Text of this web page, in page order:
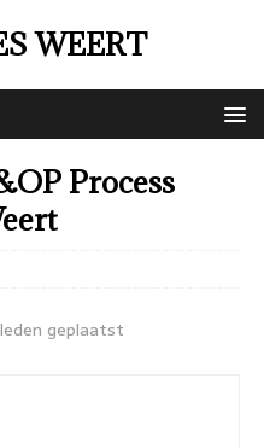
WEERT
Process
geplaatst